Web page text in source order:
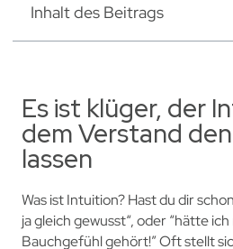
Inhalt des Beitrags
Es ist klüger, der
dem Verstand
lassen
Was ist Intuition? Hast du dir
ja gleich gewusst“, oder “hätte
Bauchgefühl gehört!” Oft stellt